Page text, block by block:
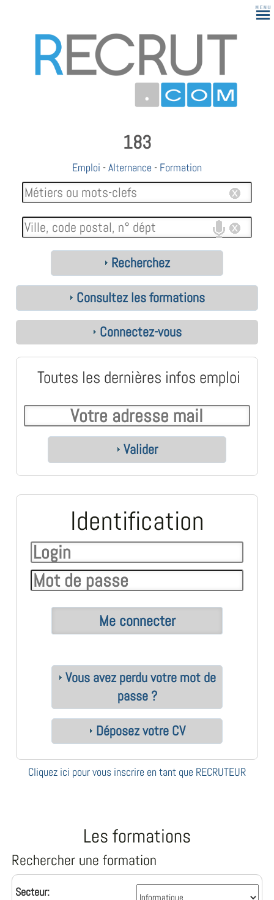
183
Emploi -Alternance - Formation
Recherchez
Consultez les formations
Connectez-vous
Toutes les dernières infos emploi
Valider
Identification
Vous avez perdu votre mot de
passe ?
Déposez votre CV
Cliquez ici pour vous inscrire en tant que RECRUTEUR
Les formations
Rechercher une formation
Secteur: